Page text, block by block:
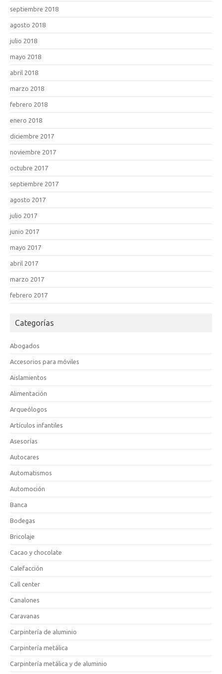
septiembre 2018
agosto 2018
julio 2018
mayo 2018
abril 2018
marzo 2018
febrero 2018
enero 2018
diciembre 2017
noviembre 2017
octubre 2017
septiembre 2017
agosto 2017
julio 2017
junio 2017
mayo 2017
abril 2017
marzo 2017
febrero 2017
Categorías
Abogados
Accesorios para móviles
Aislamientos
Alimentación
Arqueólogos
Artículos infantiles
Asesorías
Autocares
Automatismos
Automoción
Banca
Bodegas
Bricolaje
Cacao y chocolate
Calefacción
Call center
Canalones
Caravanas
Carpintería de aluminio
Carpintería metálica
Carpintería metálica y de aluminio